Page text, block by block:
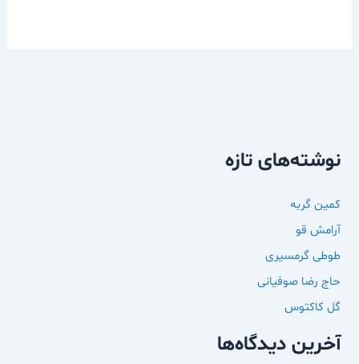
نوشته‌های تازه
کمین گربه
آرامش قو
طوطی گرمسیری
حاج رضا صوفیانی
گل کاکتوس
آخرین دیدگاه‌ها